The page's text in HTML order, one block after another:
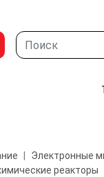
Электронные
реакторы